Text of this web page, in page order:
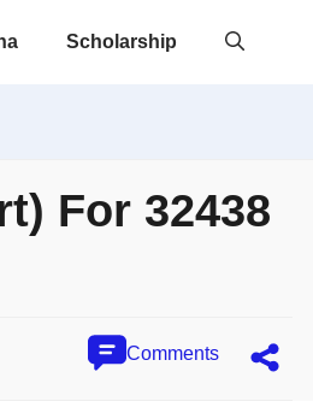
Scholarship
For 32438
Comments